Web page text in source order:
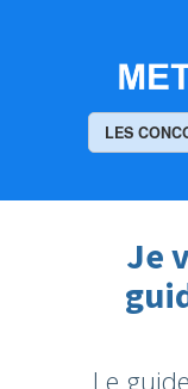
LES
Je
Le